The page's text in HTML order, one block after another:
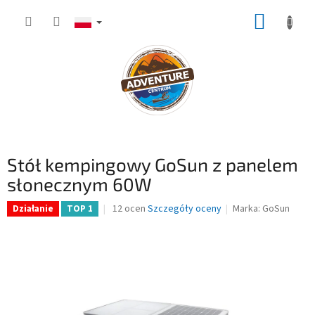
Stół kempingowy GoSun z panelem
słonecznym 60W
Działanie TOP 1
Średnia
gwiazdek.
12 ocen Szczegóły oceny Marka: GoSun